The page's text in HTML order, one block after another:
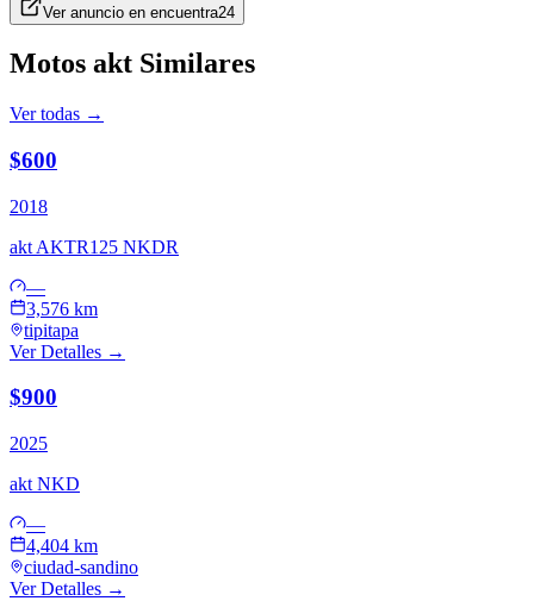
Ver anuncio en encuentra24
Motos akt Similares
Ver todas →
$600
2018
akt AKTR125 NKDR
—
3,576 km
tipitapa
Ver Detalles →
$900
2025
akt NKD
—
4,404 km
ciudad-sandino
Ver Detalles →